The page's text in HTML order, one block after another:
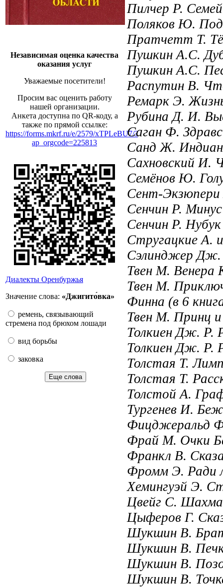
Независимая оценка качества
оказания услуг
Уважаемые посетители!
Просим вас оценить работу
нашей организации.
Анкета доступна по QR-коду, а
также по прямой ссылке:
https://forms.mkrf.ru/e/2579/xTPLeBU7/?
ap_orgcode=225813
Диалекты Оренбуржья
Значение слова: «Джигито́вка»
ремень, связывающий
стремена под брюхом лошади
вид борьбы
заковка
Еще слова
Пилчер Р.
Поляков Ю.
Пратчетт Т.
Пушкин А.С.
Пушкин А.С.
Распутин В.
Ремарк Э.
Рубина Д. И.
Саган Ф.
Санд Ж.
Сахновский И.
Семёнов Ю.
Сент-Экзюпери
Сенчин Р.
Сенчин Р.
Стругацкие А.
Сэлинджер Дж.
Твен М. Венера
Твен М.
Финна (в 6
Твен М. Принц
Толкиен Дж. Р.
Толкиен Дж. Р.
Толстая Т.
Толстая Т.
Толстой А.
Тургенев И.
Фицджеральд
Фрай М. Очки
Франкл В.
Фромм Э. Ради
Хемингуэй Э.
Цвейг С.
Цыферов Г.
Шукшин В.
Шукшин В.
Шукшин В.
Шукшин В.